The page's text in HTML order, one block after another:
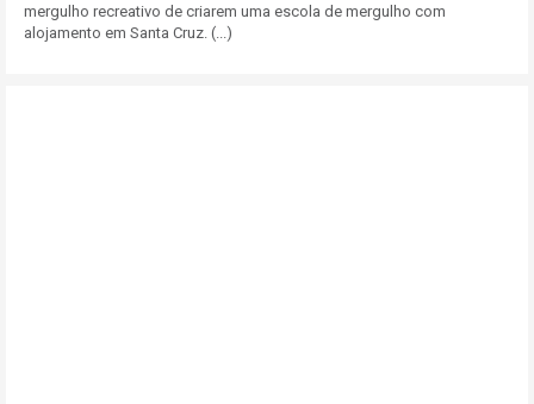
mergulho recreativo de criarem uma escola de mergulho com
alojamento em Santa Cruz. (...)